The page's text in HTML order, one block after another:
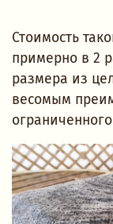
Стоимость
примерно в 2
размера из
весомым